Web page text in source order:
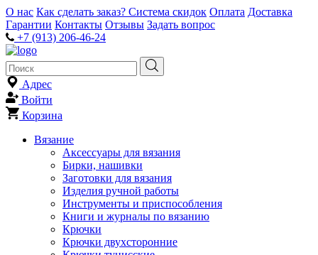
О нас Как сделать заказ? Система скидок Оплата Доставка
Гарантии Контакты Отзывы Задать вопрос
+7 (913) 206-46-24
Адрес
Войти
Корзина
Вязание
Аксессуары для вязания
Бирки, нашивки
Заготовки для вязания
Изделия ручной работы
Инструменты и приспособления
Книги и журналы по вязанию
Крючки
Крючки двухсторонние